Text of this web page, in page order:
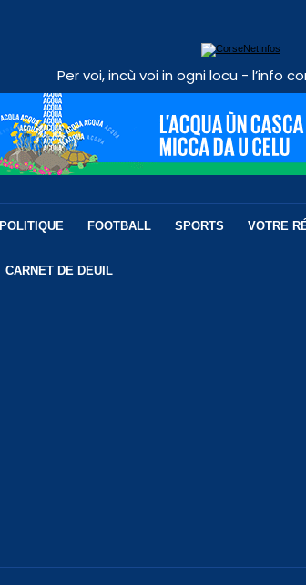
Per voi, incù voi in ogni locu - l’info
POLITIQUE FOOTBALL SPORTS VOTRE
CARNET DE DEUIL